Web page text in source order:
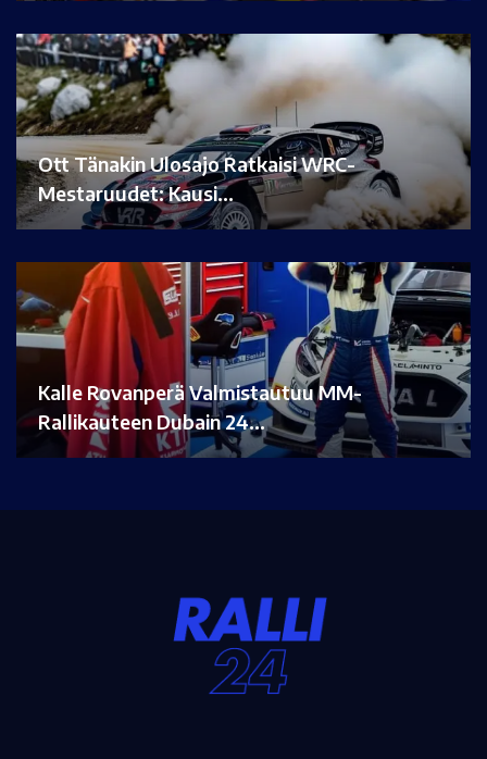
Ott Tänakin Ulosajo Ratkaisi WRC-
Mestaruudet: Kausi…
Kalle Rovanperä Valmistautuu MM-
Rallikauteen Dubain 24…